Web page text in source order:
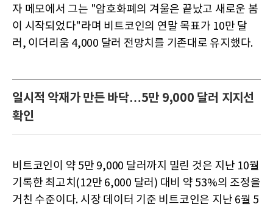
자 메모에서 그는 "암호화폐의 겨울은 끝났고 새로운 봄
이 시작되었다"라며 비트코인의 연말 목표가 10만 달
러, 이더리움 4,000 달러 전망치를 기존대로 유지했다.
일시적 악재가 만든 바닥…5만 9,000 달러 지지선
확인
비트코인이 약 5만 9,000 달러까지 밀린 것은 지난 10월
기록한 최고치(12만 6,000 달러) 대비 약 53%의 조정을
거친 수준이다. 시장 데이터 기준 비트코인은 지난 6월 5